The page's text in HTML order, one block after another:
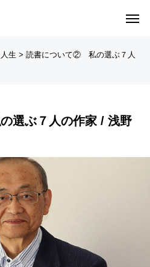
生 > 読書について② 私の選ぶ７人
選ぶ７人の作家 / 浅野